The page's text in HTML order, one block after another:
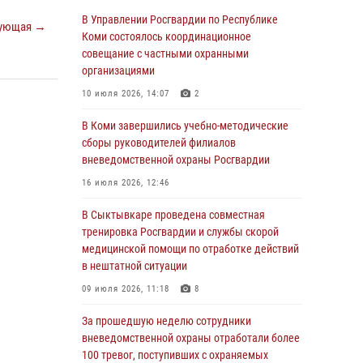
→
Росгвардии по спортивному самбо
03 августа 2026, 12:07 5
В Коми росгвардейцы информируют граждан
об изменениях в законодательстве в сфере
оружие за нарушения
02 августа 2026, 06:17
сдачи оружия
31 июля 2026, 10:55
Временно исполняющий обязанности
начальника Управления Росгвардии по
«Орленок»
31 июля 2026, 06:57 8
В Управлении Росгвардии по Республике
Коми состоялось координационное
совещание с частными охранными
организациями
10 июля 2026, 14:07 2
В Коми завершились учебно-методические
сборы руководителей филиалов
вневедомственной охраны Росгвардии
16 июля 2026, 12:46
В Сыктывкаре проведена совместная
тренировка Росгвардии и службы скорой
медицинской помощи по отработке действий
в нештатной ситуации
09 июля 2026, 11:18 8
За прошедшую неделю сотрудники
вневедомственной охраны отработали более
100 тревог, поступивших с охраняемых